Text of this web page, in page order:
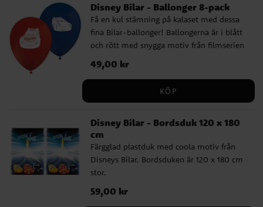
Disney Bilar - Ballonger 8-pack
Få en kul stämning på kalaset med dessa
fina Bilar-ballonger! Ballongerna är i blått
och rött med snygga motiv från filmserien
Bilar, en perfekt dekoration som gör
barnkalaset extra festligt. Ballongerna blir
fyllas med både luft och helium. För
använda en ballongpump. ✔️ Diameter: ca
30 cm uppblåsta ✔️ Kan fyllas med luft
eller helium ✔️ 8-pack i blandade färger ✔️
Officiellt licensierad Disneyprodukt
Pris :49,00 kr
49,00 kr
KÖP
Disney Bilar - Bordsduk 120 x 180
cm
Färgglad plastduk med coola motiv från
Disneys Bilar. Bordsduken är 120 x 180 cm
stor.
Pris:59,00 kr
59,00 kr